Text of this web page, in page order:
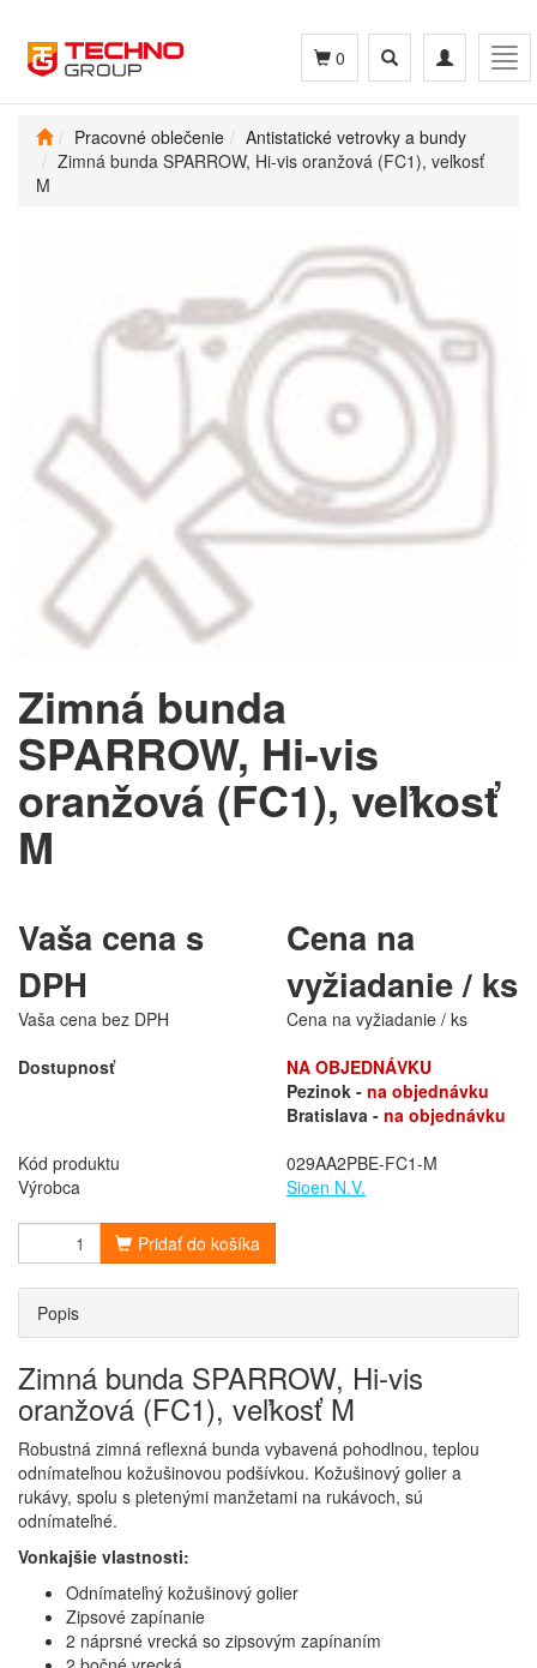
Toggle
navigation
Toggle
search
0
Pracovné oblečenie
Antistatické vetrovky a bundy
Zimná bunda SPARROW, Hi-vis oranžová (FC1), veľkosť
M
Zimná bunda
SPARROW, Hi-vis
oranžová (FC1), veľkosť
M
Vaša cena s
DPH
Cena na
vyžiadanie / ks
Vaša cena bez DPH
Cena na vyžiadanie / ks
Dostupnosť
NA OBJEDNÁVKU
Pezinok - na objednávku
Bratislava - na objednávku
Kód produktu
029AA2PBE-FC1-M
Výrobca
Sioen N.V.
Pridať do košíka
Popis
Zimná bunda SPARROW, Hi-vis
oranžová (FC1), veľkosť M
Robustná zimná reflexná bunda vybavená pohodlnou, teplou
odnímateľnou kožušinovou podšívkou. Kožušinový golier a
rukávy, spolu s pletenými manžetami na rukávoch, sú
odnímateľné.
Vonkajšie vlastnosti:
Odnímateľný kožušinový golier
Zipsové zapínanie
2 náprsné vrecká so zipsovým zapínaním